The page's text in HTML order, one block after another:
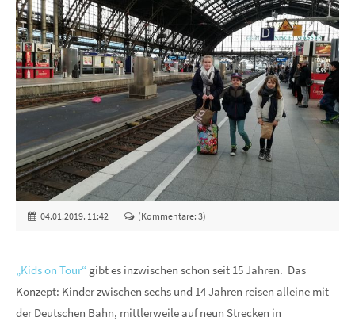
04.01.2019. 11:42 (Kommentare: 3)
„Kids on Tour“ gibt es inzwischen schon seit 15 Jahren. Das
Konzept: Kinder zwischen sechs und 14 Jahren reisen alleine mit
der Deutschen Bahn, mittlerweile auf neun Strecken in